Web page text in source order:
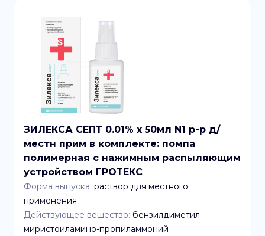
ЗИЛЕКСА СЕПТ 0.01% x 50мл N1 р-р д/
местн прим в комплекте: помпа
полимерная с нажимным распыляющим
устройством ГРОТЕКС
Форма выпуска: раствор для местного
применения
Действующее вещество: бензилдиметил-
миристоиламино-пропиламмоний